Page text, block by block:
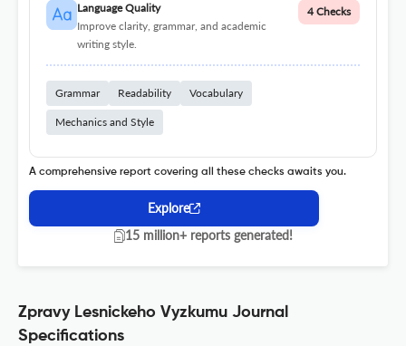
Language Quality
Improve clarity, grammar, and academic
writing style.
4 Checks
Grammar Readability Vocabulary
Mechanics and Style
A comprehensive report covering all these checks awaits you.
Explore
15 million+ reports generated!
Zpravy Lesnickeho Vyzkumu Journal
Specifications